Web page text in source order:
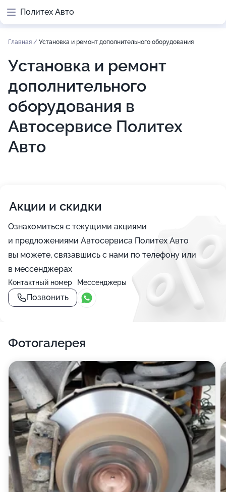
Политех Авто
Главная / Установка и ремонт дополнительного оборудования
Установка и ремонт
дополнительного
оборудования в
Автосервисе Политех
Авто
Акции и скидки
Ознакомиться с текущими акциями
и предложениями Автосервиса Политех Авто
вы можете, связавшись с нами по телефону или
в мессенджерах
Контактный номер
Позвонить
Мессенджеры
Фотогалерея